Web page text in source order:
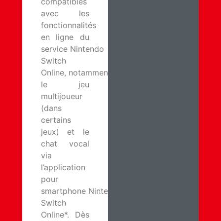
avec les
fonctionnalités
en ligne du
service Nintendo
Switch
Online, notamment
le jeu
multijoueur
(dans
certains
jeux) et le
chat vocal
via
l’application
pour
smartphone Nintendo
Switch
Online*. Dès